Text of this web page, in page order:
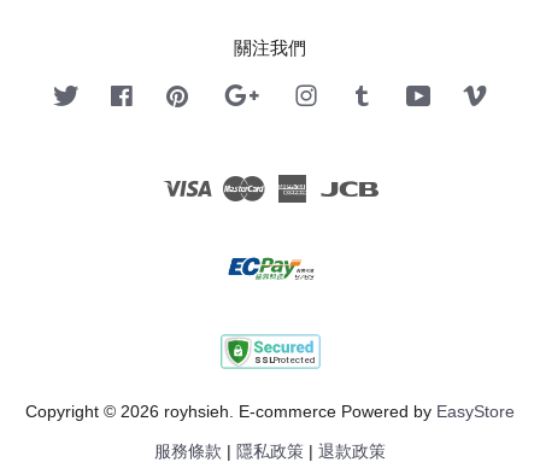
關注我們
Twitter FacebookPinterest Google InstagramTumblr YouTube
Visa Master American
Copyright © 2026 royhsieh. E-commerce Powered by EasyStore
服務條款 隱私政策 退款政策